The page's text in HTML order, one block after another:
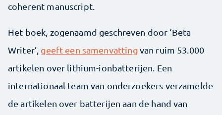
coherent manuscript.
Het boek, zogenaamd geschreven door ‘Beta
Writer’, geeft een samenvatting van ruim 53.000
artikelen over lithium-ionbatterijen. Een
internationaal team van onderzoekers verzamelde
de artikelen over batterijen aan de hand van